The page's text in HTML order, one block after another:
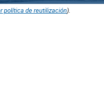
política de reutilización).